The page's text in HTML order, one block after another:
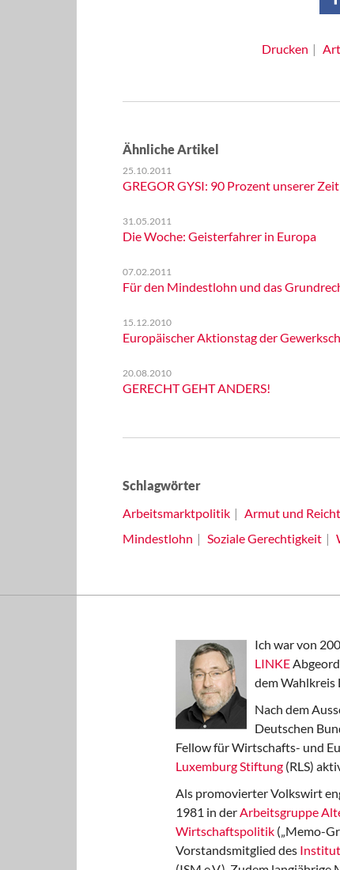
Drucken
Ähnliche Artikel
25.10.2011
GREGOR GYSI: 90 Prozent unserer
31.05.2011
Die Woche: Geisterfahrer in Europa
07.02.2011
Für den Mindestlohn und das
15.12.2010
Europäischer Aktionstag der
20.08.2010
GERECHT GEHT ANDERS!
Schlagwörter
Arbeitsmarktpolitik
Armut und
Mindestlohn
Soziale Gerechtigkeit
Ich war von
LINKE
dem Wahlkreis
Nach dem
Deutschen
Fellow für Wirtschafts- und
Luxemburg Stiftung (RLS)
Als promovierter Volkswirt
1981 in derArbeitsgruppe
Wirtschaftspolitik („Memo-
Vorstandsmitglied des